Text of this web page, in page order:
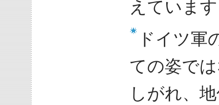
えていま
ドイツ軍
ての姿で
しがれ、